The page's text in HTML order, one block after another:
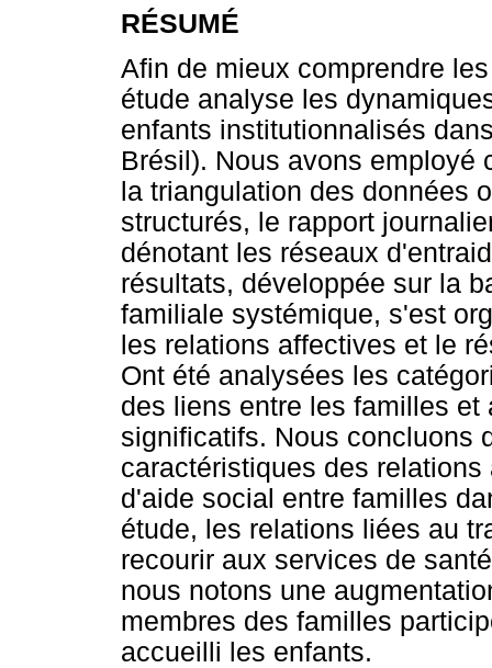
RÉSUMÉ
Afin de mieux comprendre
étude analyse les
enfants institutionnalisés
Brésil). Nous avons employé
la triangulation des données
structurés, le rapport
dénotant les réseaux
résultats, développée sur la
familiale systémique, s'est
les relations affectives et le
Ont été analysées les
des liens entre les familles
significatifs. Nous concluons
caractéristiques des
d'aide social entre familles
étude, les relations liées au
recourir aux services de
nous notons une
membres des familles
accueilli les enfants.